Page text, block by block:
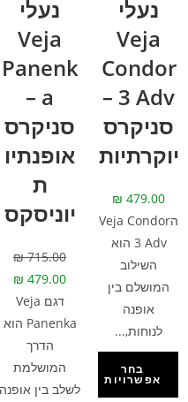
נעלי
Veja
Condor
3 Adv –
סניקרס
יוקרתיות
₪ 479.00
הVeja Condor
3 Adv הוא
השילוב
המושלם בין
אופנה
לנוחות,...
בחר
אפשרויות
נעלי
Veja
Panenk
a –
סניקרס
אופנתיו
ת
יוניסקס
₪715.00
₪ 479.00
דגם Veja
Panenka הוא
הדרך
המושלמת
לשלב בין אופנה